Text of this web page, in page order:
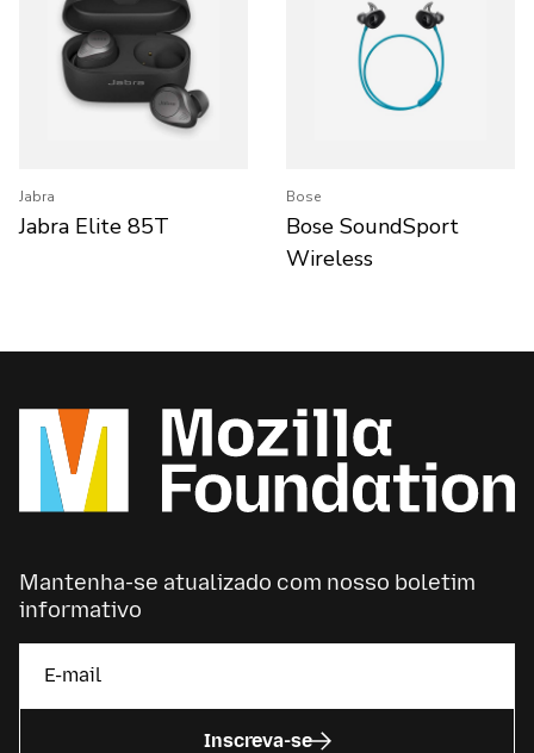
Jabra
Jabra Elite 85T
Bose
Bose SoundSport
Wireless
Mantenha-se atualizado com nosso boletim
informativo
Inscreva-se